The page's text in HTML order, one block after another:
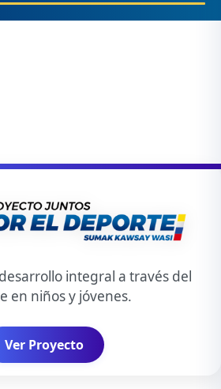
integral a través del
en niños y jóvenes.
Ver Proyecto